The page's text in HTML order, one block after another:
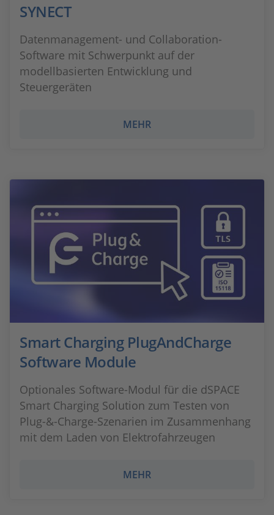
SYNECT
Datenmanagement- und Collaboration-
Software mit Schwerpunkt auf der
modellbasierten Entwicklung und
Steuergeräten
MEHR
Smart Charging PlugAndCharge
Software Module
Optionales Software-Modul für die dSPACE
Smart Charging Solution zum Testen von
Plug-&-Charge-Szenarien im Zusammenhang
mit dem Laden von Elektrofahrzeugen
MEHR